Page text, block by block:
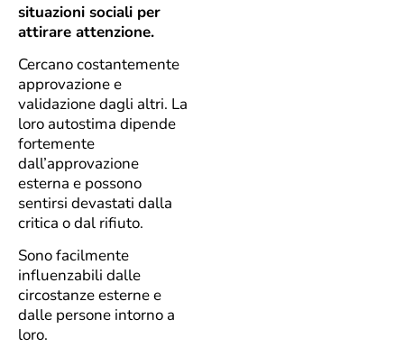
situazioni sociali per
attirare attenzione.
Cercano costantemente
approvazione e
validazione dagli altri. La
loro autostima dipende
fortemente
dall’approvazione
esterna e possono
sentirsi devastati dalla
critica o dal rifiuto.
Sono facilmente
influenzabili dalle
circostanze esterne e
dalle persone intorno a
loro.